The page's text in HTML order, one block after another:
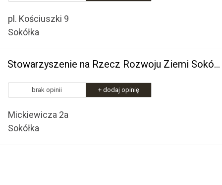
pl. Kościuszki 9
Sokółka
Stowarzyszenie na Rzecz Rozwoju Ziemi Sokólskiej "Barka"
brak opinii + dodaj opinię
Mickiewicza 2a
Sokółka